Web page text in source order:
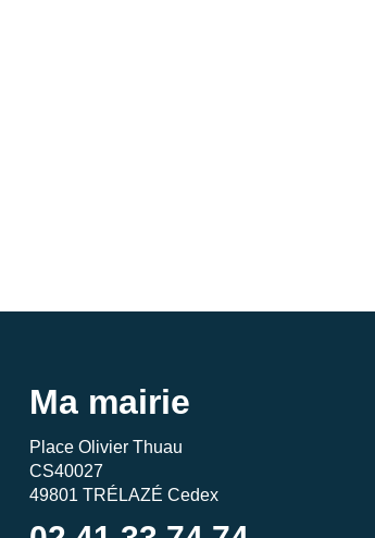
Ma mairie
Place Olivier Thuau
CS40027
49801 TRÉLAZÉ Cedex